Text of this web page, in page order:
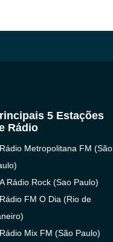
5 Estações
Rádio
Rádio Metropolitana FM (São
A Rádio Rock (Sao Paulo)
Rádio FM O Dia (Rio de
Rádio Mix FM (São Paulo)